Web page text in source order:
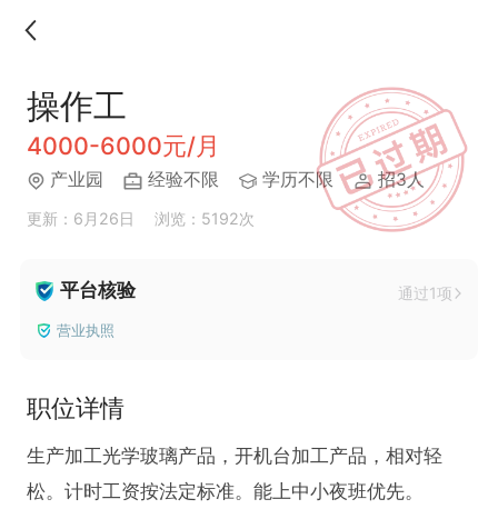
操作工
4000-6000元/月
产业园 经验不限 学历不限 招3人
更新：6月26日 浏览：5192次
平台核验 通过1项
营业执照
职位详情
生产加工光学玻璃产品，开机台加工产品，相对轻
松。计时工资按法定标准。能上中小夜班优先。